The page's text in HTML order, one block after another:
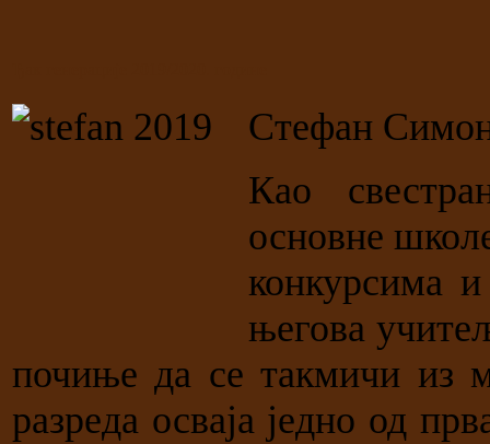
Стефан
Као
основне
конкурсима и
његова
почиње да се такмичи из
разреда осваја једно од